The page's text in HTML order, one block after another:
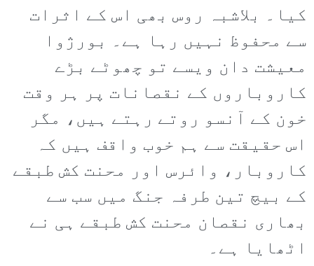
کیا۔ بلاشبہ روس بھی اس کے اثرات
سے محفوظ نہیں رہا ہے۔ بورژوا
معیشت دان ویسے تو چھوٹے بڑے
کاروباروں کے نقصانات پر ہر وقت
خون کے آنسو روتے رہتے ہیں، مگر
اس حقیقت سے ہم خوب واقف ہیں کہ
کاروبار، وائرس اور محنت کش طبقے
کے بیچ تین طرفہ جنگ میں سب سے
بھاری نقصان محنت کش طبقے ہی نے
اٹھایا ہے۔